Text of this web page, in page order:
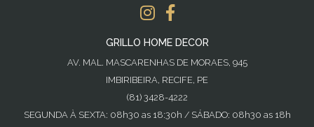
GRILLO HOME DECOR
AV. MAL. MASCARENHAS DE MORAES, 945
IMBIRIBEIRA, RECIFE, PE
(81) 3428-4222
SEGUNDA À SEXTA: 08h30 as 18:30h / SÁBADO: 08h30 as 18h